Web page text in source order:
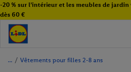
-20 % sur l’intérieur et les meubles de
dès 60 €
/ Vêtements pour filles 2-8 ans